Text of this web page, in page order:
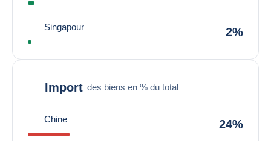
Singapour 2%
Import des biens en % du total
Chine 24%